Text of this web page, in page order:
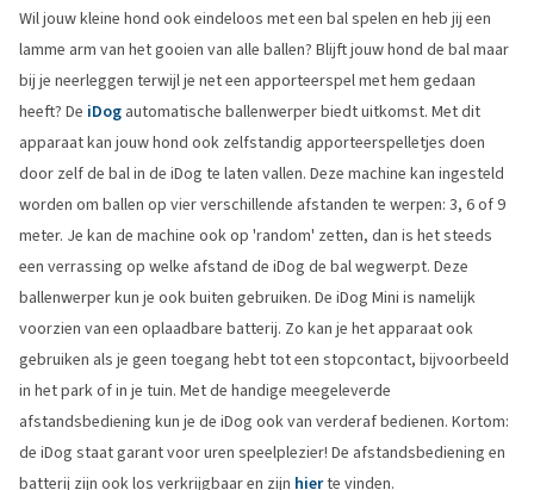
Wil jouw kleine hond ook eindeloos met een bal spelen en heb jij een
lamme arm van het gooien van alle ballen? Blijft jouw hond de bal maar
bij je neerleggen terwijl je net een apporteerspel met hem gedaan
heeft? De iDog automatische ballenwerper biedt uitkomst. Met dit
apparaat kan jouw hond ook zelfstandig apporteerspelletjes doen
door zelf de bal in de iDog te laten vallen. Deze machine kan ingesteld
worden om ballen op vier verschillende afstanden te werpen: 3, 6 of 9
meter. Je kan de machine ook op 'random' zetten, dan is het steeds
een verrassing op welke afstand de iDog de bal wegwerpt. Deze
ballenwerper kun je ook buiten gebruiken. De iDog Mini is namelijk
voorzien van een oplaadbare batterij. Zo kan je het apparaat ook
gebruiken als je geen toegang hebt tot een stopcontact, bijvoorbeeld
in het park of in je tuin. Met de handige meegeleverde
afstandsbediening kun je de iDog ook van verderaf bedienen. Kortom:
de iDog staat garant voor uren speelplezier! De afstandsbediening en
batterij zijn ook los verkrijgbaar en zijn hierte vinden.